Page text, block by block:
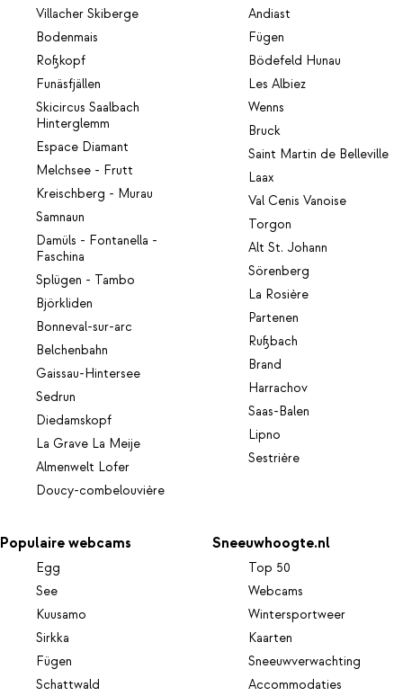
Villacher Skiberge
Bodenmais
Roßkopf
Funäsfjällen
Skicircus Saalbach
Hinterglemm
Espace Diamant
Melchsee - Frutt
Kreischberg - Murau
Samnaun
Damüls - Fontanella -
Faschina
Splügen - Tambo
Björkliden
Bonneval-sur-arc
Belchenbahn
Gaissau-Hintersee
Sedrun
Diedamskopf
La Grave La Meije
Almenwelt Lofer
Doucy-combelouvière
Andiast
Fügen
Bödefeld Hunau
Les Albiez
Wenns
Bruck
Saint Martin de Belleville
Laax
Val Cenis Vanoise
Torgon
Alt St. Johann
Sörenberg
La Rosière
Partenen
Rußbach
Brand
Harrachov
Saas-Balen
Lipno
Sestrière
Populaire webcams
Egg
See
Kuusamo
Sirkka
Fügen
Schattwald
Sneeuwhoogte.nl
Top 50
Webcams
Wintersportweer
Kaarten
Sneeuwverwachting
Accommodaties